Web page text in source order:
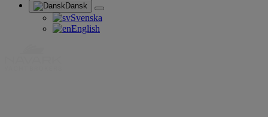
Dansk
Svenska
English